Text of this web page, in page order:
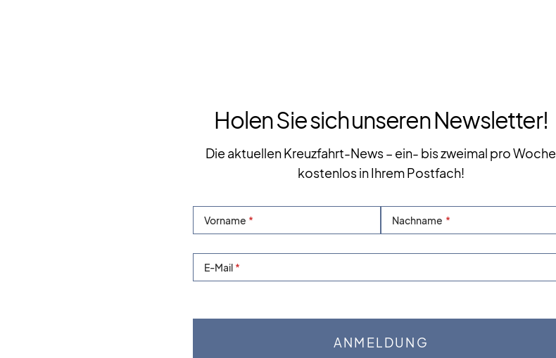
Holen Sie sich unseren Newsletter!
Die aktuellen Kreuzfahrt-News – ein- bis zweimal pro Woche
kostenlos in Ihrem Postfach!
Vorname Nachname
E-Mail